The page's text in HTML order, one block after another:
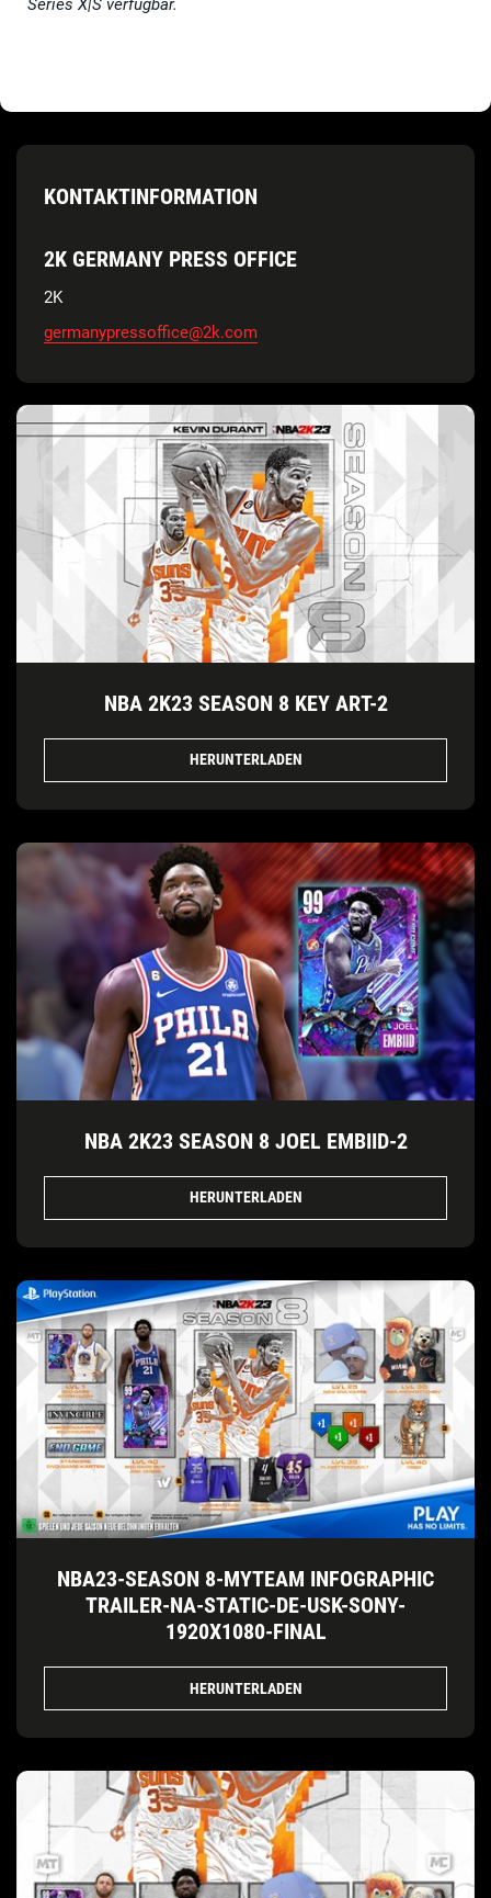
Series X|S verfügbar.
KONTAKTINFORMATION
2K GERMANY PRESS OFFICE
2K
germanypressoffice@2k.com
NBA 2K23 SEASON 8 KEY ART-2
HERUNTERLADEN
NBA 2K23 SEASON 8 JOEL EMBIID-2
HERUNTERLADEN
NBA23-SEASON 8-MYTEAM INFOGRAPHIC
TRAILER-NA-STATIC-DE-USK-SONY-
1920X1080-FINAL
HERUNTERLADEN